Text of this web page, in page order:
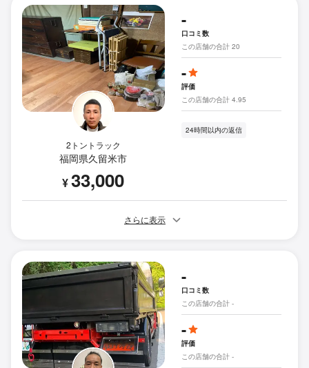
2トントラック
福岡県久留米市
¥33,000
-
口コミ数
この店舗の合計 20
-
評価
この店舗の合計 4.95
24時間以内の返信
さらに表示
-
口コミ数
この店舗の合計 -
-
評価
この店舗の合計 -